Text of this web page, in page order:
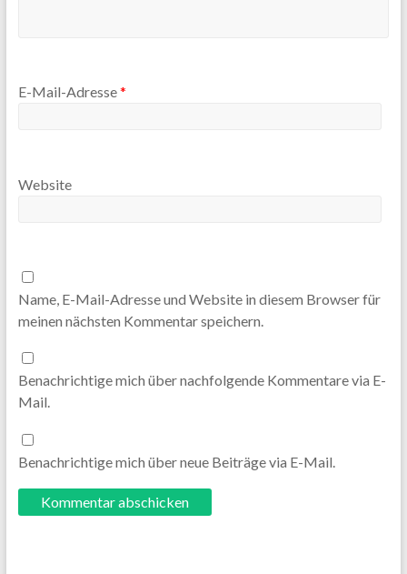
E-Mail-Adresse*
Website
Name, E-Mail-Adresse und Website in diesem Browser für
meinen nächsten Kommentar speichern.
Benachrichtige mich über nachfolgende Kommentare via E-
Mail.
Benachrichtige mich über neue Beiträge via E-Mail.